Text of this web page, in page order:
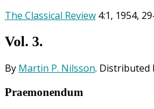
The Classical Review 4:1, 1954,
Vol. 3.
By Martin P. Nilsson. Distributed
Praemonendum